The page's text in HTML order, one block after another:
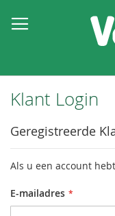
Klant Login
Geregistreerde
Als u een account
E-mailadres